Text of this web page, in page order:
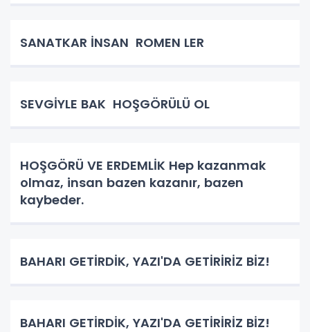
SANATKAR İNSAN ROMEN LER
SEVGİYLE BAK HOŞGÖRÜLÜ OL
HOŞGÖRÜ VE ERDEMLİK Hep kazanmak
olmaz, insan bazen kazanır, bazen
kaybeder.
BAHARI GETİRDİK, YAZI'DA GETİRİRİZ BİZ!
BAHARI GETİRDİK, YAZI'DA GETİRİRİZ BİZ!